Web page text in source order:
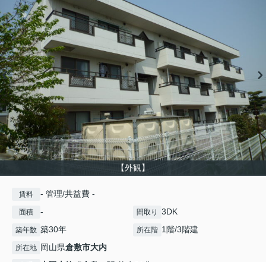
【外観】
賃料 - 管理/共益費 -
面積 - 間取り 3DK
築年数 築30年 所在階 1階/3階建
所在地 岡山県倉敷市大内